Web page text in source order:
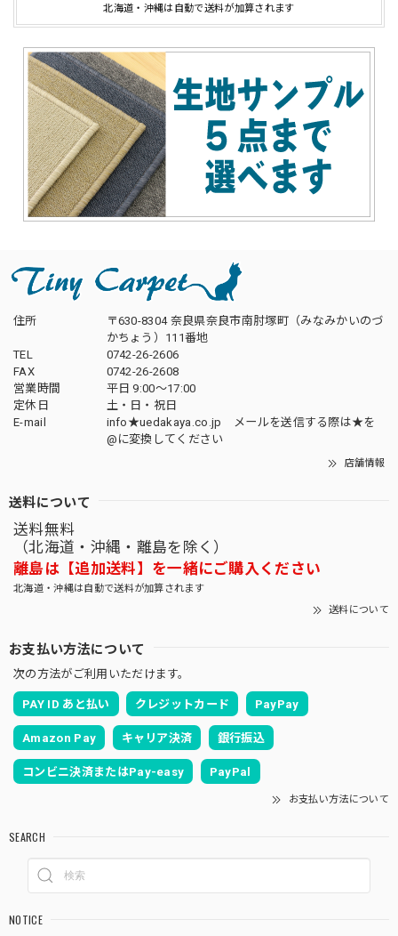
北海道・沖縄は自動で送料が加算されます
住所
〒630-8304 奈良県奈良市南肘塚町（みなみかいのづ
かちょう）111番地
TEL
0742-26-2606
FAX
0742-26-2608
営業時間
平日 9:00～17:00
定休日
土・日・祝日
E-mail
info★uedakaya.co.jp メールを送信する際は★を
@に変換してください
店舗情報
送料について
送料無料
（北海道・沖縄・離島を除く）
離島は【追加送料】を一緒にご購入ください
北海道・沖縄は自動で送料が加算されます
送料について
お支払い方法について
次の方法がご利用いただけます。
PAY ID あと払い クレジットカード PayPay
Amazon Pay キャリア決済 銀行振込
コンビニ決済またはPay-easy PayPal
お支払い方法について
SEARCH
NOTICE